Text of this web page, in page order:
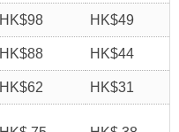
HK$98 HK$49
HK$88 HK$44
HK$62 HK$31